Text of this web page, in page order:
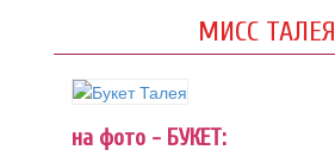
МИСС ТАЛЕЯ
на фото - БУКЕТ: